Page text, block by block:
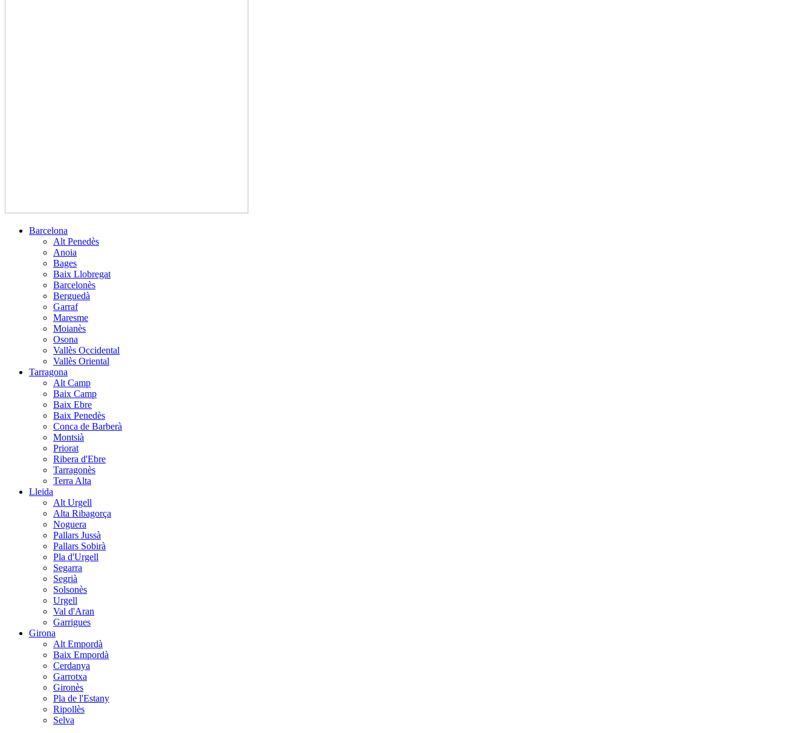
Barcelona
Alt Penedès
Anoia
Bages
Baix Llobregat
Barcelonès
Berguedà
Garraf
Maresme
Moianès
Osona
Vallès Occidental
Vallès Oriental
Tarragona
Alt Camp
Baix Camp
Baix Ebre
Baix Penedès
Conca de Barberà
Montsià
Priorat
Ribera d'Ebre
Tarragonès
Terra Alta
Lleida
Alt Urgell
Alta Ribagorça
Noguera
Pallars Jussà
Pallars Sobirà
Pla d'Urgell
Segarra
Segrià
Solsonès
Urgell
Val d'Aran
Garrigues
Girona
Alt Empordà
Baix Empordà
Cerdanya
Garrotxa
Gironès
Pla de l'Estany
Ripollès
Selva